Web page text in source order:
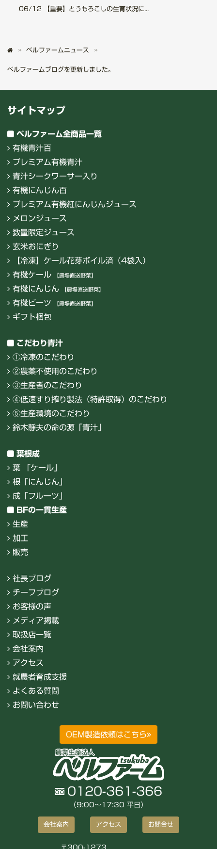
06/12 【重要】とうもろこしの生育状況に...
ベルファームニュース
ベルファームブログを更新しました。
サイトマップ
ベルファーム全商品一覧
有機青汁百
プレミアム有機青汁
青汁シークワーサー入り
有機にんじん百
プレミアム有機紅にんじんジュース
メロンジュース
数量限定ジュース
玄米おにぎり
【冷凍】ケール花芽ボイル済（4袋入）
有機ケール
【農場直送野菜】
有機にんじん 【農場直送野菜】
有機ビーツ 【農場直送野菜】
ギフト梱包
こだわり青汁
①冷凍のこだわり
②農薬不使用のこだわり
③生産者のこだわり
④低速すり搾り製法（特許取得）のこだわり
⑤生産環境のこだわり
鈴木靜夫の命の源「青汁」
葉根成
葉 「ケール」
根「にんじん」
成「フルーツ」
BFの一貫生産
生産
加工
販売
社長ブログ
チーフブログ
お客様の声
メディア掲載
取扱店一覧
会社案内
アクセス
就農者育成支援
よくある質問
お問い合わせ
OEM製造依頼はこちら
0120-361-366
（9:00〜17:30 平日）
会社案内 アクセス お問合せ